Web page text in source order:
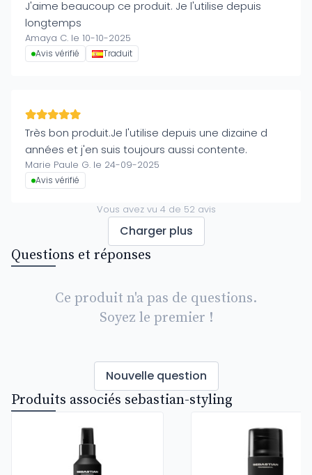
J'aime beaucoup ce produit. Je l'utilise depuis
longtemps
Amaya C. le 10-10-2025
Avis vérifié Traduit
Très bon produit.Je l'utilise depuis une dizaine d
années et j'en suis toujours aussi contente.
Marie Paule G. le 24-09-2025
Avis vérifié
Vous avez vu 4de 52 avis
Charger plus
Questions et réponses
Ce produit n'a pas de questions.
Soyez le premier !
Nouvelle question
Produits associés sebastian-styling